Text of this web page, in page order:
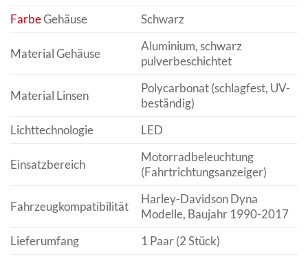
FarbeGehäuse Schwarz
Material Gehäuse
Aluminium, schwarz
pulverbeschichtet
Material Linsen
Polycarbonat (schlagfest, UV-
beständig)
Lichttechnologie
LED
Einsatzbereich
Motorradbeleuchtung
(Fahrtrichtungsanzeiger)
Fahrzeugkompatibilität
Harley-Davidson Dyna
Modelle, Baujahr 1990-2017
Lieferumfang
1 Paar (2 Stück)